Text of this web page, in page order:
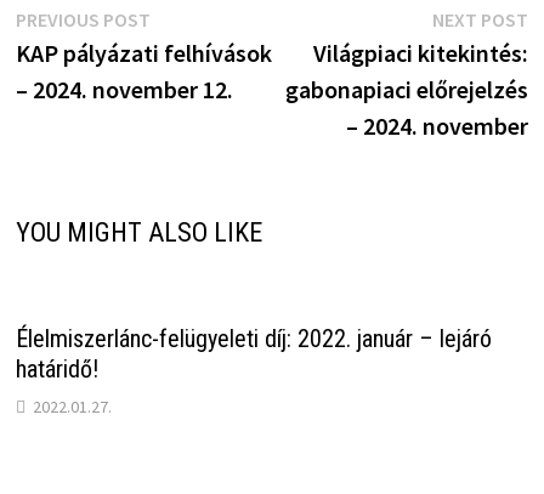
Bejegyzés
navigáció
PREVIOUS POSTPrevious
post:
KAP pályázati felhívások
– 2024. november 12.
NEXT POST
Világpiaci kitekintés:
gabonapiaci előrejelzés
– 2024. november
YOU MIGHT ALSO LIKE
Élelmiszerlánc-felügyeleti díj: 2022. január – lejáró
határidő!
2022.01.27.